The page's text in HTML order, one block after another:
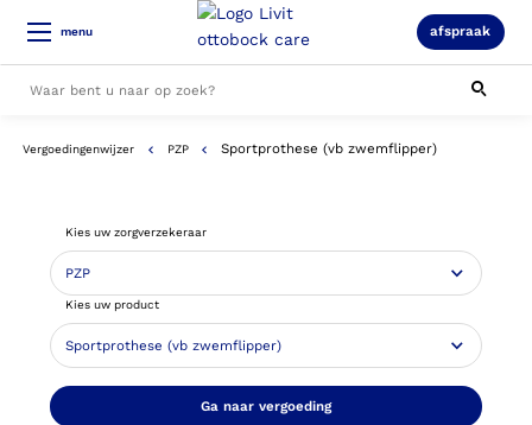
menu afspraak
Alle resultaten
Vergoedingenwijzer PZP Sportprothese (vb zwemflipper)
Kies uw zorgverzekeraar
Kies uw product
Ga naar vergoeding